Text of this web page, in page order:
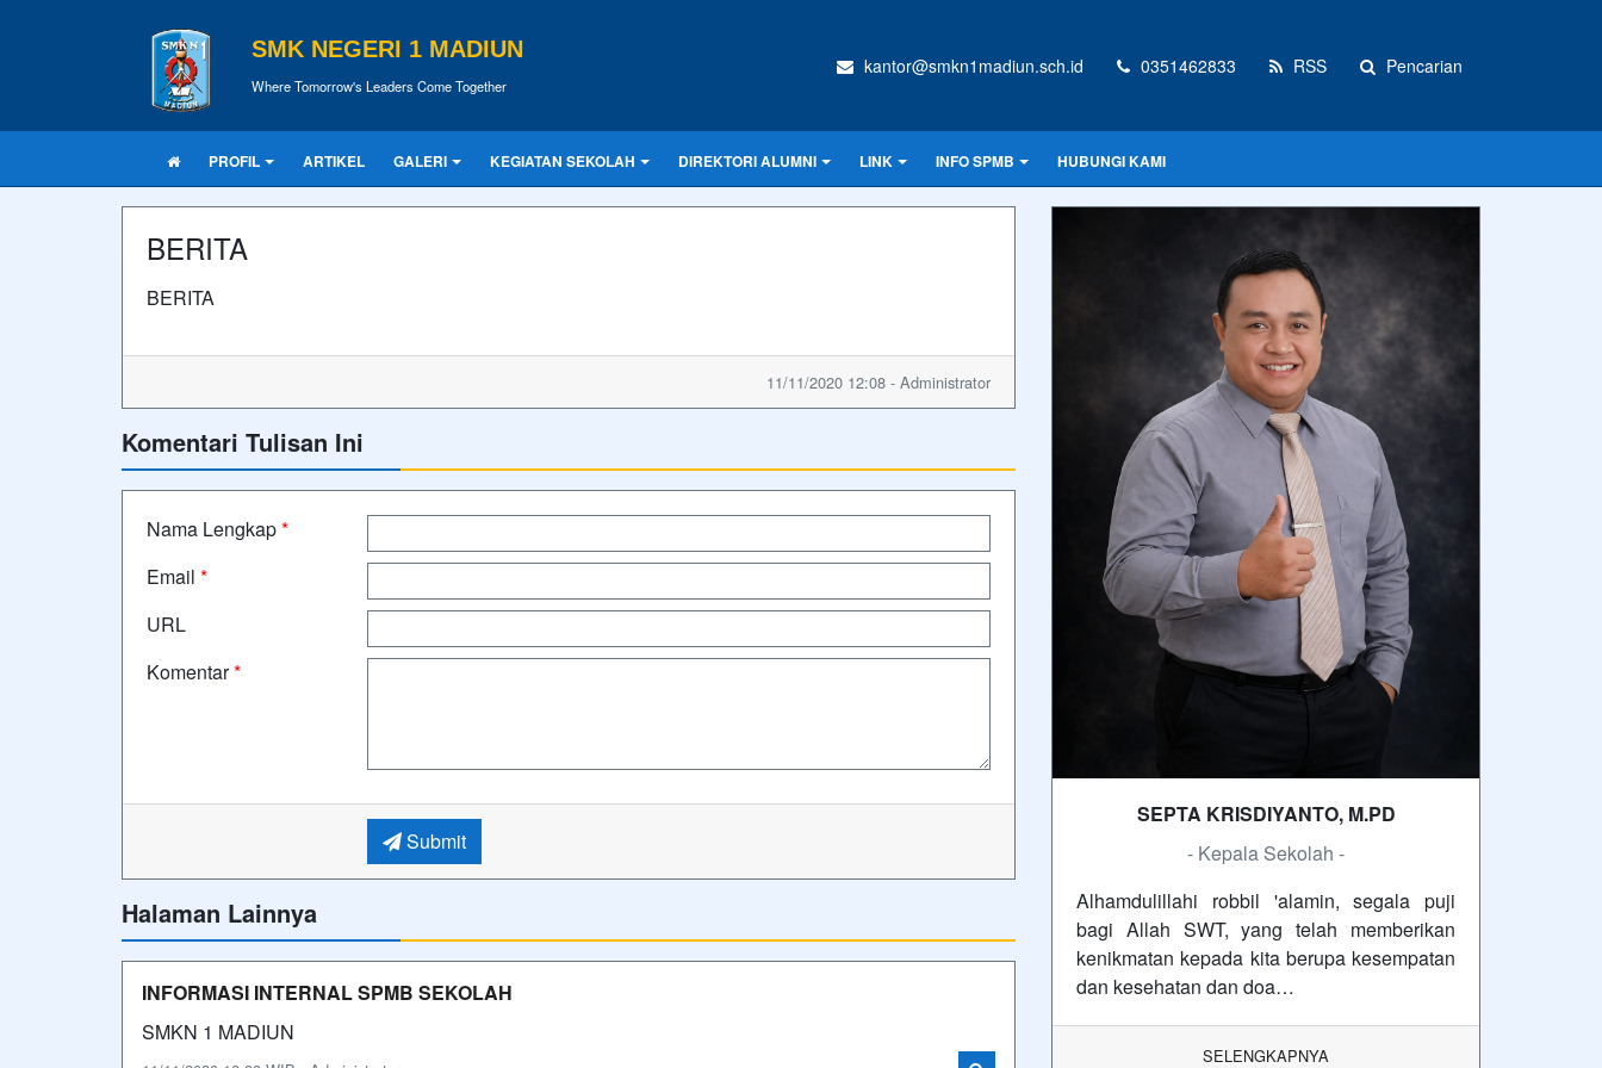
SMK NEGERI 1 MADIUN
Where Tomorrow's Leaders Come Together
kantor@smkn1madiun.sch.id 0351462833 RSS Pencarian
PROFIL ARTIKEL GALERI KEGIATAN SEKOLAH DIREKTORI ALUMNI LINK INFO SPMB HUBUNGI KAMI
BERITA
BERITA
11/11/2020 12:08 - Administrator
Komentari Tulisan Ini
Nama Lengkap*
Email *
URL
Komentar*
Submit
Halaman Lainnya
INFORMASI INTERNAL SPMB SEKOLAH
SMKN 1 MADIUN
SEPTA KRISDIYANTO, M.PD
- Kepala Sekolah -
Alhamdulillahi robbil 'alamin, segala puji
bagi Allah SWT, yang telah memberikan
kenikmatan kepada kita berupa kesempatan
dan kesehatan dan doa…
SELENGKAPNYA